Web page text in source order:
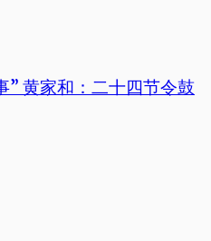
” 黄家和：二十四节令鼓